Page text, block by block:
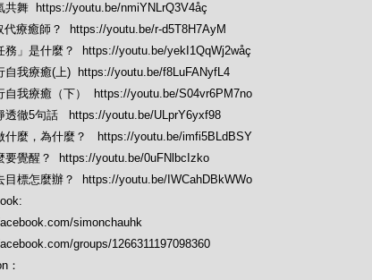
共舞 https://youtu.be/nmiYNLrQ3V4åç
代療癒師？ https://youtu.be/r-d5T8H7AyM
務」是什麼？ https://youtu.be/yekI1QqWj2wåç
自我療癒(上) https://youtu.be/f8LuFANyfL4
自我療癒（下） https://youtu.be/S04vr6PM7no
透徹5句話 https://youtu.be/ULprY6yxf98
什麼，為什麼？ https://youtu.be/imfi5BLdBSY
要覺醒？ https://youtu.be/0uFNlbcIzko
目標怎麼辦？ https://youtu.be/IWCahDBkWWo
simonchauhk
groups/1266311197098360
：